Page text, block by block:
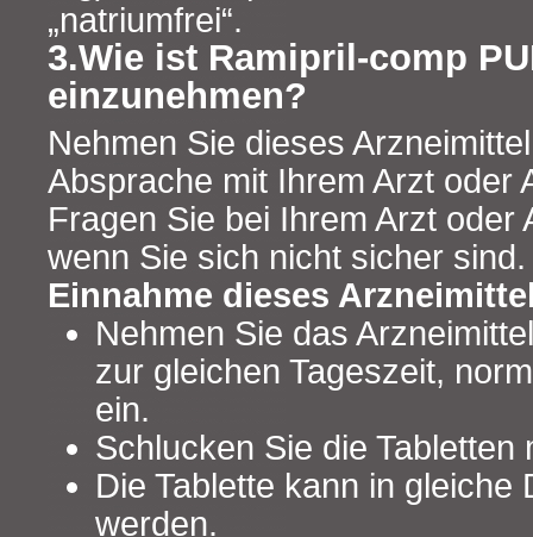
„natriumfrei“.
3.Wie ist Ramipril-comp
einzunehmen?
Nehmen Sie dieses
Absprache mit Ihrem Arzt oder
Fragen Sie bei Ihrem Arzt oder
wenn Sie sich nicht sicher sind.
Einnahme dieses
Nehmen Sie das
zur gleichen Tageszeit,
ein.
Schlucken Sie die Tabletten
Die Tablette kann in gleiche
werden.